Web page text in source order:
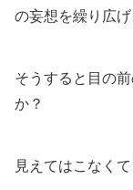
の妄想を繰り広げ
そうすると目の
か？
見えてはこなく